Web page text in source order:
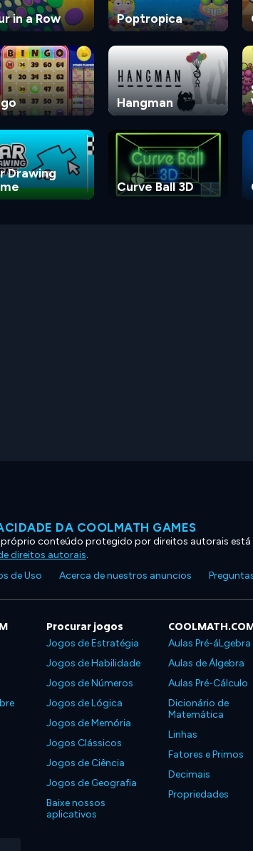
in a Row Poptropica
Hangman
Drawing
Curve Ball 3D
DA COOLMATH GAMES
próprio conteúdo protegido por direitos autorais está
direitos autorais.
de Uso Acerca de nuestros anuncios
Procurar jogos
Jogos de Estratégia
Jogos de Habilidade
Jogos de Números
Jogos de Lógica
Jogos de Memória
Jogos Clássicos
Jogos de Ciência
Jogos de Geografia
Baixe nossos
aplicativos
Aulas Pré-áLgebra
Aulas de Álgebra
Aulas Pré-Cálculo
Dicionário de
Matemática
Linhas
Fatores e Primos
Decimais
Propriedades